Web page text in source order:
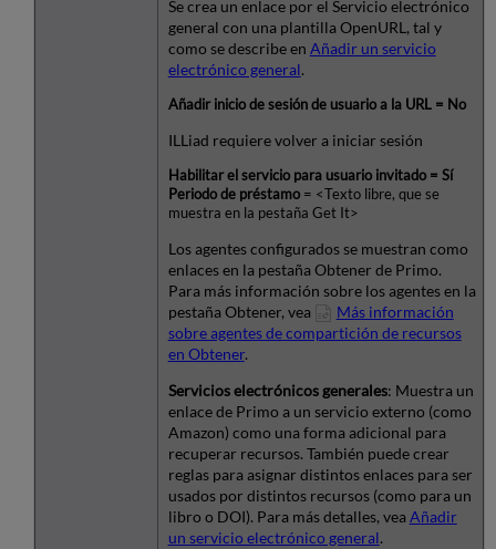
Se crea un enlace por el Servicio electrónico
general con una plantilla OpenURL, tal y
como se describe en Añadir un servicio
electrónico general.
Añadir inicio de sesión de usuario a la URL = No
ILLiad requiere volver a iniciar sesión
Habilitar el servicio para usuario invitado = Sí
Periodo de préstamo= <Texto libre, que se
muestra en la pestaña Get It>
Los agentes configurados se muestran como
enlaces en la pestaña Obtener de Primo.
Para más información sobre los agentes en la
pestaña Obtener, vea
Más información
sobre agentes de compartición de recursos
en Obtener.
Servicios electrónicos generales: Muestra un
enlace de Primo a un servicio externo (como
Amazon) como una forma adicional para
recuperar recursos. También puede crear
reglas para asignar distintos enlaces para ser
usados por distintos recursos (como para un
libro o DOI). Para más detalles, vea Añadir
un servicio electrónico general.